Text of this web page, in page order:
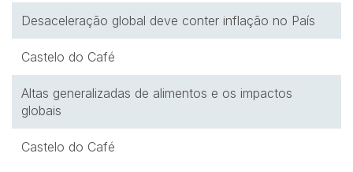
Desaceleração global deve conter inflação no País
Castelo do Café
Altas generalizadas de alimentos e os impactos
globais
Castelo do Café